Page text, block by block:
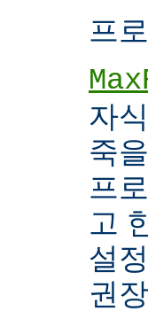
프
자
죽
프
고
설
권